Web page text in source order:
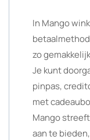
In Mango
zo
Je kunt
pinpas,
met
Mango
aan te